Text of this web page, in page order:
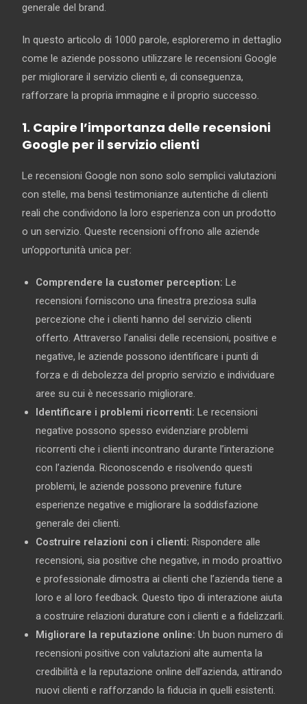
generale del brand.
In questo articolo di 1000 parole, esploreremo in dettaglio
come le aziende possono utilizzare le recensioni Google
per migliorare il servizio clienti e, di conseguenza,
rafforzare la propria immagine e il proprio successo.
1. Capire l’importanza delle recensioni
Google per il servizio clienti
Le recensioni Google non sono solo semplici valutazioni
con stelle, ma bensì testimonianze autentiche di clienti
reali che condividono la loro esperienza con un prodotto
o un servizio. Queste recensioni offrono alle aziende
un’opportunità unica per:
Comprendere la customer perception: Le
recensioni forniscono una finestra preziosa sulla
percezione che i clienti hanno del servizio clienti
offerto. Attraverso l’analisi delle recensioni, positive e
negative, le aziende possono identificare i punti di
forza e di debolezza del proprio servizio e individuare
aree su cui è necessario migliorare.
Identificare i problemi ricorrenti: Le recensioni
negative possono spesso evidenziare problemi
ricorrenti che i clienti incontrano durante l’interazione
con l’azienda. Riconoscendo e risolvendo questi
problemi, le aziende possono prevenire future
esperienze negative e migliorare la soddisfazione
generale dei clienti.
Costruire relazioni con i clienti: Rispondere alle
recensioni, sia positive che negative, in modo proattivo
e professionale dimostra ai clienti che l’azienda tiene a
loro e al loro feedback. Questo tipo di interazione aiuta
a costruire relazioni durature con i clienti e a fidelizzarli.
Migliorare la reputazione online: Un buon numero di
recensioni positive con valutazioni alte aumenta la
credibilità e la reputazione online dell’azienda, attirando
nuovi clienti e rafforzando la fiducia in quelli esistenti.